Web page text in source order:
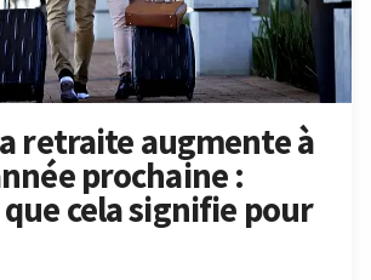
retraite augmente à
prochaine :
que cela signifie pour